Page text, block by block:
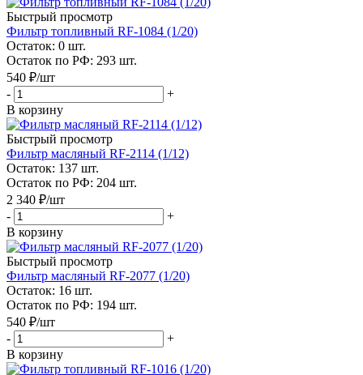
Быстрый просмотр
Фильтр топливный RF-1084 (1/20)
Остаток: 0 шт.
Остаток по РФ: 293 шт.
540 ₽/шт
-
+
В корзину
Быстрый просмотр
Фильтр масляный RF-2114 (1/12)
Остаток: 137 шт.
Остаток по РФ: 204 шт.
2 340 ₽/шт
-
+
В корзину
Быстрый просмотр
Фильтр масляный RF-2077 (1/20)
Остаток: 16 шт.
Остаток по РФ: 194 шт.
540 ₽/шт
-
+
В корзину